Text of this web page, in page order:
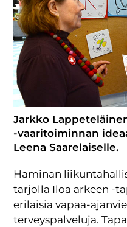
Jarkko
-vaaritoiminnan
Leena Saarelaiselle.
Haminan
tarjolla Iloa arkeen -
erilaisia vapaa-
terveyspalveluja.